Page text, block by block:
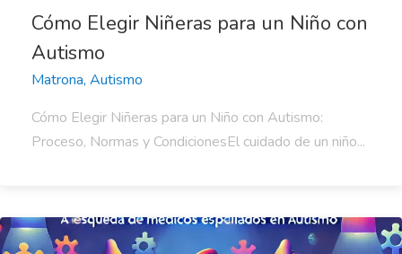
Cómo Elegir Niñeras para un Niño con
Autismo
Matrona, Autismo
Cómo Elegir Niñeras para un Niño con Autismo:
Proceso, Normas y CondicionesEl cuidado de un niño...